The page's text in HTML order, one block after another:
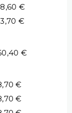
€
€
€
€
€